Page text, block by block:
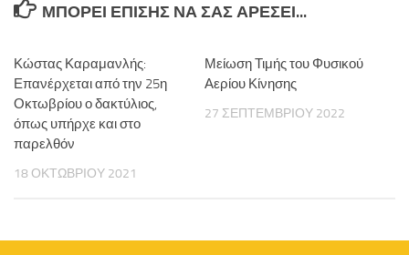
ΜΠΟΡΕΊ ΕΠΊΣΗΣ ΝΑ ΣΑΣ ΑΡΈΣΕΙ...
Κώστας Καραμανλής:
Επανέρχεται από την 25η
Οκτωβρίου ο δακτύλιος,
όπως υπήρχε και στο
παρελθόν
18 ΟΚΤΩΒΡΊΟΥ 2021
Μείωση Τιμής του Φυσικού
Αερίου Κίνησης
27 ΣΕΠΤΕΜΒΡΊΟΥ 2022